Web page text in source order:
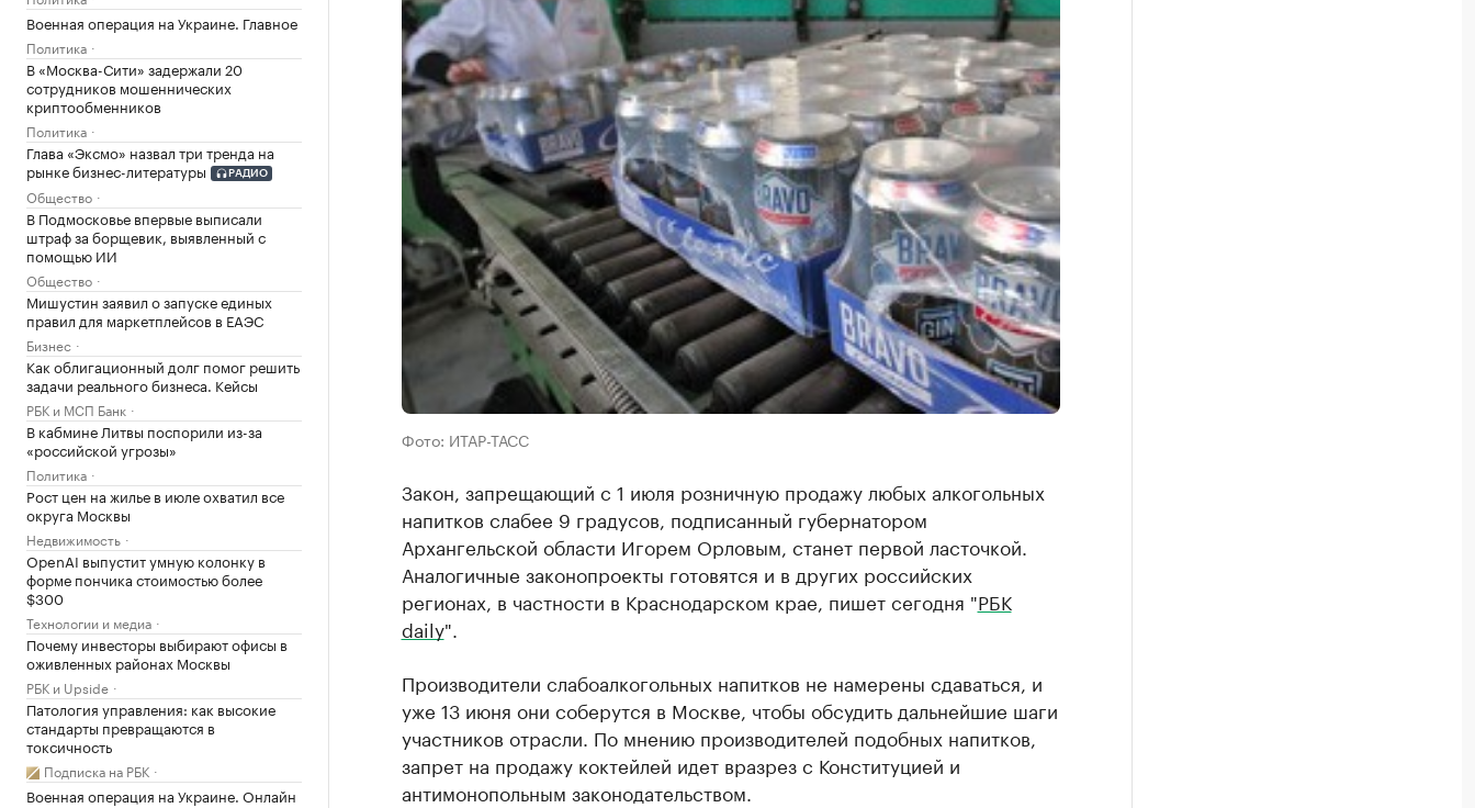
Военная операция на Украине. Главное
Политика
В «Москва-Сити» задержали 20
сотрудников мошеннических
криптообменников
Политика
Глава «Эксмо» назвал три тренда на
рынке бизнес-литературы
РАДИО
Общество
В Подмосковье впервые выписали
штраф за борщевик, выявленный с
помощью ИИ
Общество
Мишустин заявил о запуске единых
правил для маркетплейсов в ЕАЭС
Бизнес
Как облигационный долг помог решить
задачи реального бизнеса. Кейсы
РБК и МСП Банк
В кабмине Литвы поспорили из-за
«российской угрозы»
Политика
Рост цен на жилье в июле охватил все
округа Москвы
Недвижимость
OpenAI выпустит умную колонку в
форме пончика стоимостью более
$300
Технологии и медиа
Почему инвесторы выбирают офисы в
оживленных районах Москвы
РБК и Upside
Патология управления: как высокие
стандарты превращаются в
токсичность
Подписка на РБК
Военная операция на Украине. Онлайн
Фото: ИТАР-ТАСС
Закон, запрещающий с 1 июля розничную продажу любых алкогольных
напитков слабее 9 градусов, подписанный губернатором
Архангельской области Игорем Орловым, станет первой ласточкой.
Аналогичные законопроекты готовятся и в других российских
регионах, в частности в Краснодарском крае, пишет сегодня "РБК
daily".
Производители слабоалкогольных напитков не намерены сдаваться, и
уже 13 июня они соберутся в Москве, чтобы обсудить дальнейшие шаги
участников отрасли. По мнению производителей подобных напитков,
запрет на продажу коктейлей идет вразрез с Конституцией и
антимонопольным законодательством.